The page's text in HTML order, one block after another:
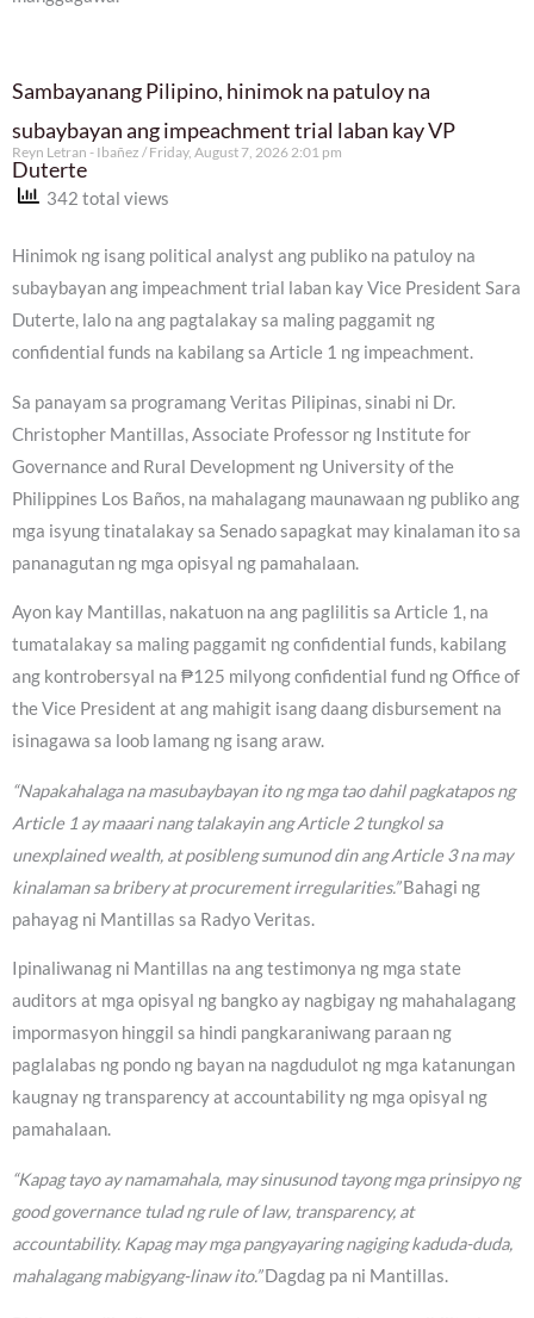
Sambayanang Pilipino, hinimok na patuloy na
subaybayan ang impeachment trial laban kay VP
Duterte
Reyn Letran - Ibañez Friday, August 7, 2026 2:01 pm
342 total views
Hinimok ng isang political analyst ang publiko na patuloy na
subaybayan ang impeachment trial laban kay Vice President Sara
Duterte, lalo na ang pagtalakay sa maling paggamit ng
confidential funds na kabilang sa Article 1 ng impeachment.
Sa panayam sa programang Veritas Pilipinas, sinabi ni Dr.
Christopher Mantillas, Associate Professor ng Institute for
Governance and Rural Development ng University of the
Philippines Los Baños, na mahalagang maunawaan ng publiko ang
mga isyung tinatalakay sa Senado sapagkat may kinalaman ito sa
pananagutan ng mga opisyal ng pamahalaan.
Ayon kay Mantillas, nakatuon na ang paglilitis sa Article 1, na
tumatalakay sa maling paggamit ng confidential funds, kabilang
ang kontrobersyal na ₱125 milyong confidential fund ng Office of
the Vice President at ang mahigit isang daang disbursement na
isinagawa sa loob lamang ng isang araw.
“Napakahalaga na masubaybayan ito ng mga tao dahil pagkatapos ng
Article 1 ay maaari nang talakayin ang Article 2 tungkol sa
unexplained wealth, at posibleng sumunod din ang Article 3 na may
kinalaman sa bribery at procurement irregularities.”Bahagi ng
pahayag ni Mantillas sa Radyo Veritas.
Ipinaliwanag ni Mantillas na ang testimonya ng mga state
auditors at mga opisyal ng bangko ay nagbigay ng mahahalagang
impormasyon hinggil sa hindi pangkaraniwang paraan ng
paglalabas ng pondo ng bayan na nagdudulot ng mga katanungan
kaugnay ng transparency at accountability ng mga opisyal ng
pamahalaan.
“Kapag tayo ay namamahala, may sinusunod tayong mga prinsipyo ng
good governance tulad ng rule of law, transparency, at
accountability. Kapag may mga pangyayaring nagiging kaduda-duda,
mahalagang mabigyang-linaw ito.”Dagdag pa ni Mantillas.